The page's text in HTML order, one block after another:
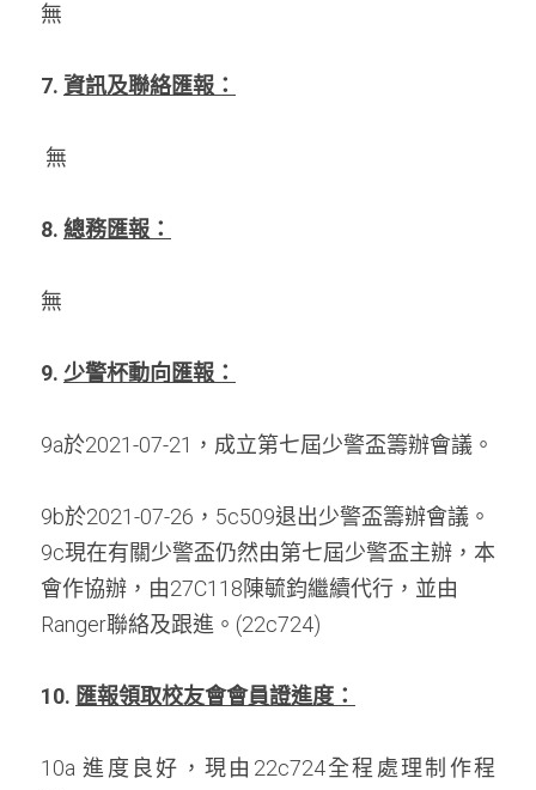
無
7. 資訊及聯絡匯報：
無
8. 總務匯報：
無
9. 少警杯動向匯報：
9b於2021-07-26，5c509退出少警盃籌辦會議。
9c現在有關少警盃仍然由第七屆少警盃主辦，本
會作協辦，由27C118陳毓鈞繼續代行，並由
Ranger聯絡及跟進。(22c724)
10. 匯報領取校友會會員證進度：
10a 進度良好，現由22c724全程處理制作程